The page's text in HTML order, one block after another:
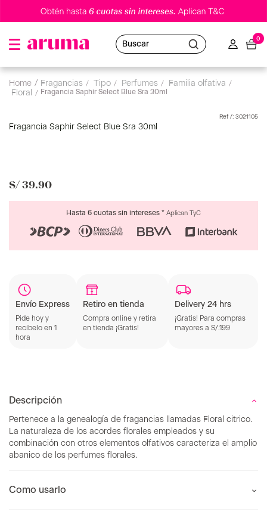
Buscar
0
fragancias tipo perfumes
familia olfativa
floral
Fragancia Saphir Select Blue Sra 30ml
: 3021105
Fragancia Saphir Select Blue Sra 30ml
S/ 39.90
Hasta 6 cuotas sin intereses * Aplican TyC
Envío Express
Pide hoy y
recíbelo en 1
hora
Retiro en tienda
Compra online y retira
en tienda ¡Gratis!
Delivery 24 hrs
¡Gratis! Para compras
mayores a S/.199
Descripción
Pertenece a la genealogía de fragancias llamadas Floral citrico.
La naturaleza de los acordes florales empleados y su
combinación con otros elementos olfativos caracteriza el amplio
abanico de los perfumes florales.
Como usarlo